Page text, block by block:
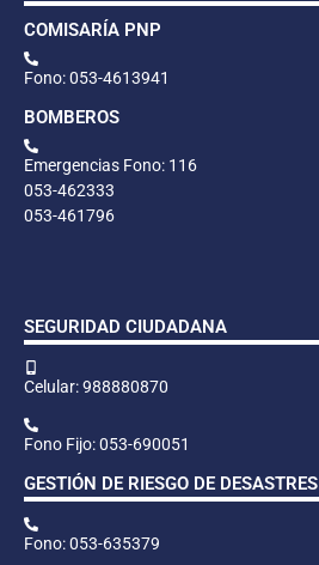
COMISARÍA PNP
Fono: 053-4613941
BOMBEROS
Emergencias Fono: 116
053-462333
053-461796
SEGURIDAD CIUDADANA
Celular: 988880870
Fono Fijo: 053-690051
GESTIÓN DE RIESGO DE DESASTRES
Fono: 053-635379